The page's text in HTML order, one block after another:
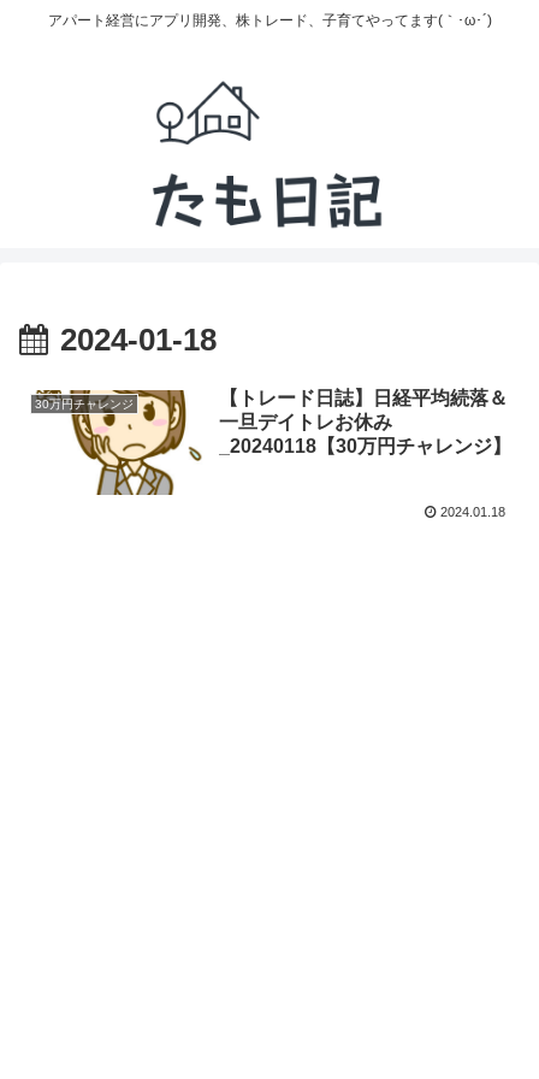
アパート経営にアプリ開発、株トレード、子育てやってます(｀･ω･´)
2024-01-18
30万円チャレンジ
【トレード日誌】日経平均続落＆
一旦デイトレお休み
_20240118【30万円チャレンジ】
2024.01.18